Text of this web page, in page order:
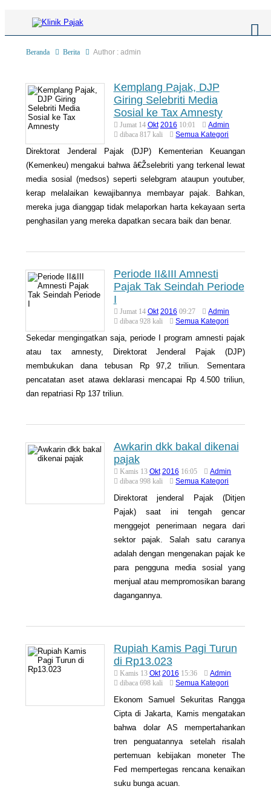
Berita
Artikel
Pajak
Pengantar
Pajak Penghasilan (PPh)
Pajak Pertambahan Nilai (PPN)
Administrasi Perpajakan
Peraturan
PPN
KUP
Aturan Pajak Lainnya
SPT Masa
SPT Tahunan
Event
Gallery
Pengampunan Pajak
Peraturan Pengampunan Pajak
Infografis Pengampunan Pajak
Beranda
About Us
Kontak Kami
Sitemap
Beranda Berita Author : admin
Kemplang Pajak, DJP
Giring Selebriti Media
Sosial ke Tax Amnesty
Jumat 14 Okt 2016 10:01
Admin
dibaca 817 kali
Semua Kategori
Direktorat Jenderal Pajak (DJP) Kementerian Keuangan
(Kemenkeu) mengakui bahwa â€Žselebriti yang terkenal lewat
media sosial (medsos) seperti selebgram ataupun youtuber,
kerap melalaikan kewajibannya membayar pajak. Bahkan,
mereka juga dianggap tidak melaporkan harta kekayaan serta
penghasilan yang mereka dapatkan secara baik dan benar.
Periode II&III Amnesti
Pajak Tak Seindah Periode
I
Jumat 14 Okt 2016 09:27
Admin
dibaca 928 kali
Semua Kategori
Sekedar mengingatkan saja, periode I program amnesti pajak
atau tax amnesty, Direktorat Jenderal Pajak (DJP)
membukukan dana tebusan Rp 97,2 triliun. Sementara
pencatatan aset atawa deklarasi mencapai Rp 4.500 triliun,
dan repatriasi Rp 137 triliun.
Awkarin dkk bakal dikenai
pajak
Kamis 13 Okt 2016 16:05
Admin
dibaca 998 kali
Semua Kategori
Direktorat jenderal Pajak (Ditjen
Pajak) saat ini tengah gencar
menggejot penerimaan negara dari
sektor pajak. Salah satu caranya
adalah dengan mengenakan pajak ke
para pengguna media sosial yang
menjual atau mempromosikan barang
dagangannya.
Rupiah Kamis Pagi Turun
di Rp13.023
Kamis 13 Okt 2016 15:36
Admin
dibaca 698 kali
Semua Kategori
Ekonom Samuel Sekuritas Rangga
Cipta di Jakarta, Kamis mengatakan
bahwa dolar AS mempertahankan
tren penguatannya setelah risalah
pertemuan kebijakan moneter The
Fed mempertegas rencana kenaikan
suku bunga acuan.